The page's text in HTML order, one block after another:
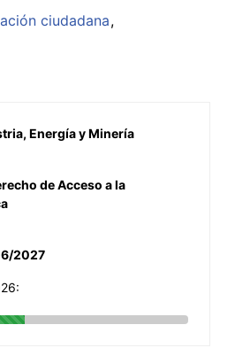
ciudadana
Energía y Minería
de Acceso a la
2027